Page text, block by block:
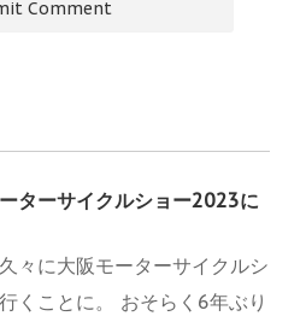
ターサイクルショー2023に
々に大阪モーターサイクルシ
くことに。 おそらく6年ぶり